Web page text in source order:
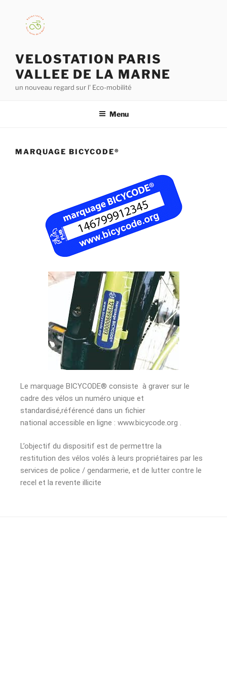
VELOSTATION PARIS
VALLEE DE LA MARNE
un nouveau regard sur l' Eco-mobilité
Menu
MARQUAGE BICYCODE®
Le marquage BICYCODE® consiste à graver sur le
cadre des vélos un numéro unique et
standardisé,référencé dans un fichier
national accessible en ligne : www.bicycode.org .
L’objectif du dispositif est de permettre la
restitution des vélos volés à leurs propriétaires par les
services de police / gendarmerie, et de lutter contre le
recel et la revente illicite